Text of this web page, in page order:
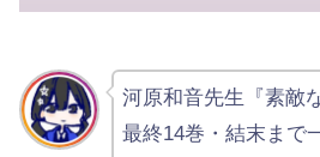
河原和音先生『素敵
最終14巻・結末まで